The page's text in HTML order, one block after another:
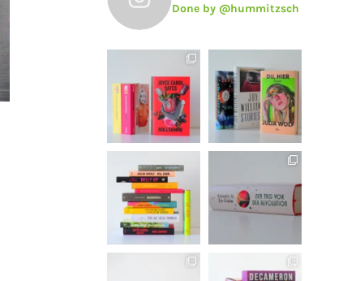
Done by @hummitzsch